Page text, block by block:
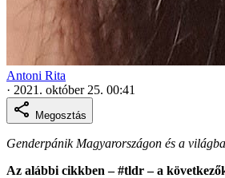
Antoni Rita
· 2021. október 25. 00:41
Megosztás
Genderpánik Magyarországon és a
Az alábbi cikkben – #tldr – a